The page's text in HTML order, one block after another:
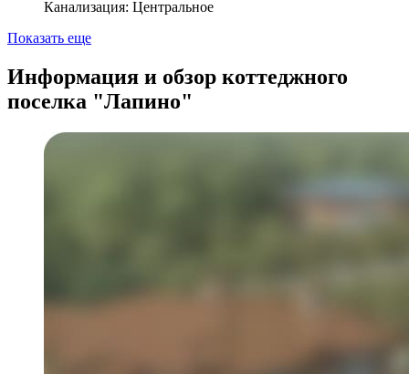
Канализация: Центральное
Показать еще
Информация и обзор коттеджного
поселка "Лапино"